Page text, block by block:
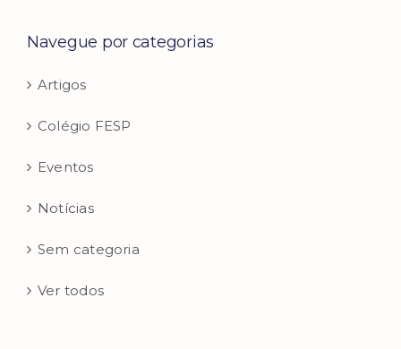
Navegue por categorias
Artigos
Colégio FESP
Eventos
Notícias
Sem categoria
Ver todos